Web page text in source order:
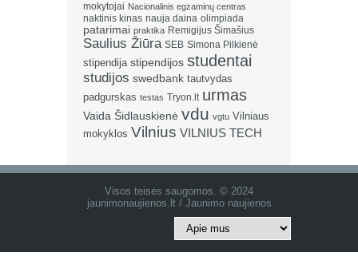
mokytojai Nacionalinis egzaminų centras
naktinis kinas nauja daina olimpiada
patarimai praktika Remigijus Šimašius
Saulius Žiūra SEB Simona Pilkienė
stipendija stipendijos studentai
studijos swedbank tautvydas
padgurskas testas Tryon.lt urmas
Vaida Šidlauskienė vdu vgtu Vilniaus
mokyklos Vilnius VILNIUS TECH
Visos teisės saugomos. © 2024
jaunimonaujienos.lt / Jaunimo naujienos